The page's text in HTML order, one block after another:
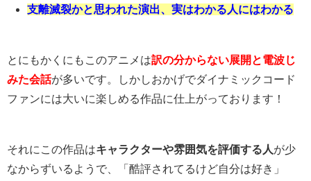
支離滅裂かと思われた演出、実はわかる人にはわかる
とにもかくにもこのアニメは訳の分からない展開と電波じ
みた会話が多いです。しかしおかげでダイナミックコード
ファンには大いに楽しめる作品に仕上がっております！
それにこの作品はキャラクターや雰囲気を評価する人が少
なからずいるようで、「酷評されてるけど自分は好き」